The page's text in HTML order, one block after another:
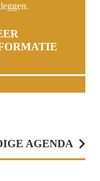
AGENDA